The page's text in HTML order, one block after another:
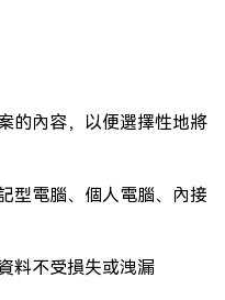
的內容，以便選擇性地將
型電腦、個人電腦、內接
料不受損失或洩漏